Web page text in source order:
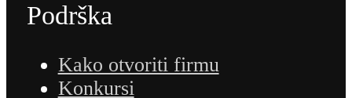
Podrška
Kako otvoriti firmu
Konkursi